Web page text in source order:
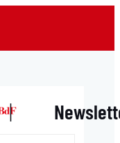
|